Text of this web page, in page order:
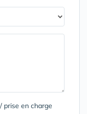
prise en charge